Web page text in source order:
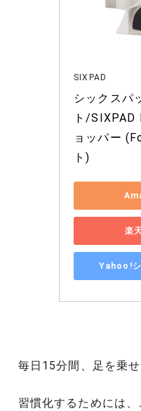
SIXPAD
シックスパ
ト/
ョッパー
ト)
楽
Yahoo!シ
毎日15分間、足を乗
習慣化するためには